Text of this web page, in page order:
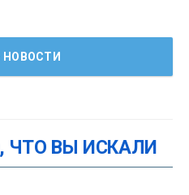
НОВОСТИ
ЧТО ВЫ ИСКАЛИ